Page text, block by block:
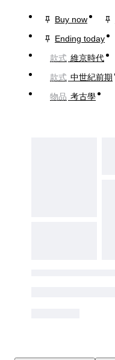
Buy now
Ending today
款式 維京時代
款式 中世紀前期
物品 考古學